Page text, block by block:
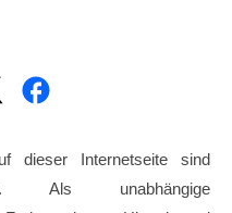
dieser Internetseite sind
Als unabhängige